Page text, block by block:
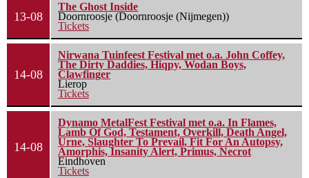
13-08
The Ghost Inside
Doornroosje (Doornroosje (Nijmegen))
Tickets
14-08
Nirwana Tuinfeest Festival met o.a. John Coffey,
The Dirty Daddies, Hiqpy, Wodan Boys,
Clawfinger
Lierop
Tickets
14-08
Dynamo MetalFest Festival met o.a. In Flames,
Lamb Of God, Testament, Overkill, Death Angel,
Urne, Slaughter To Prevail, Fit For An Autopsy,
Amorphis, Insanity Alert, Primus, Necrot
Eindhoven
Tickets